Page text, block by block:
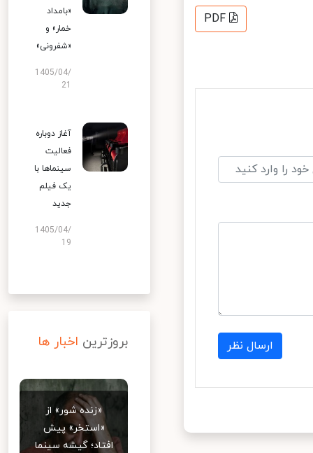
PDF
ارسال نظر
«بامداد
خمار» و
«شفرونی»
1405/04/
آغاز دوباره
فعالیت
سینماها با
یک فیلم
جدید
1405/04/
19
بروزترین اخبار ها
«زنده شور» از
«استخر» پیش
افتاد؛ گیشه سینما